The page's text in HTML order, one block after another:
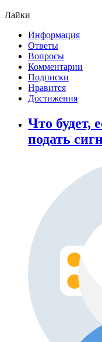
Лайки
Информация
Ответы
Вопросы
Комментарии
Подписки
Нравится
Достижения
Что будет,
подать